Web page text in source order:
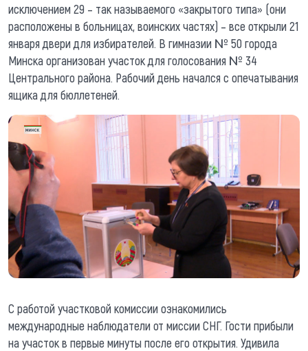
исключением 29 – так называемого «закрытого типа» (они
расположены в больницах, воинских частях) – все открыли 21
января двери для избирателей. В гимназии № 50 города
Минска организован участок для голосования № 34
Центрального района. Рабочий день начался с опечатывания
ящика для бюллетеней.
С работой участковой комиссии ознакомились
международные наблюдатели от миссии СНГ. Гости прибыли
на участок в первые минуты после его открытия. Удивила